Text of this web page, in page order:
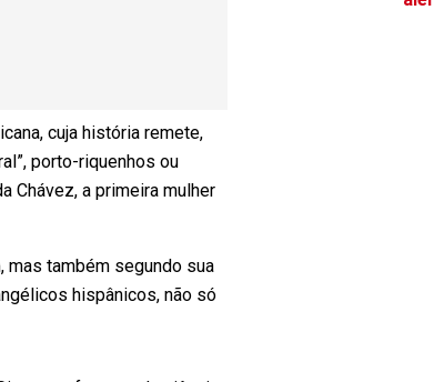
cuja história remete,
porto-riquenhos ou
Chávez, a primeira mulher
mas também segundo sua
hispânicos, não só